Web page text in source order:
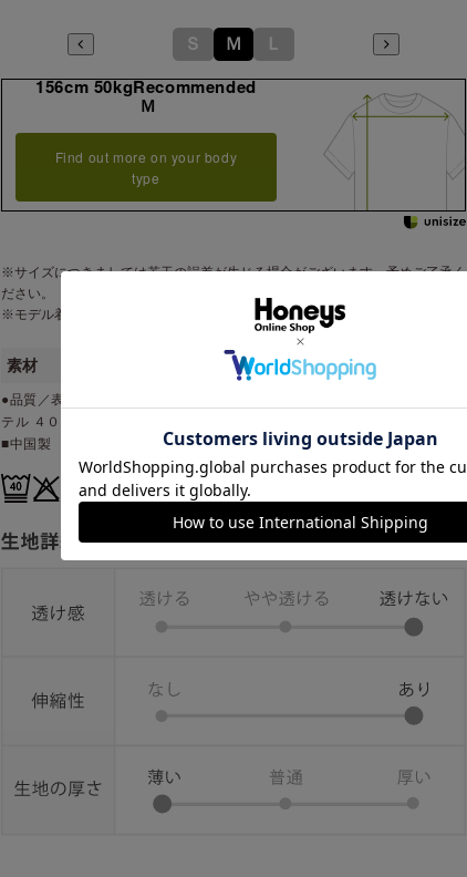
Ｓ Ｍ Ｌ
156cm 50kgRecommended
Ｍ
Find out more on your body
type
※サイズにつきましては若干の誤差が生じる場合がございます。予めご了承く
ださい。
※モデル着用サイズ：Ｍサイズ
素材
●品質／表地 綿 ６０％・ポリエステル ４０％・別布 綿 ６０％・ポリエス
テル ４０％
■中国製